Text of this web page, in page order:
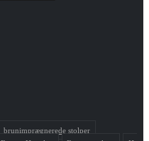
brunimprægnerede stolper